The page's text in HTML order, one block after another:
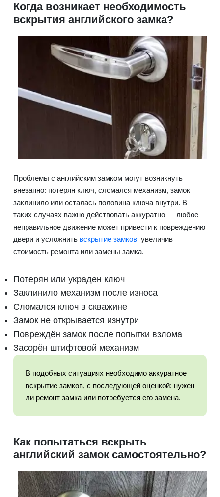
Когда возникает необходимость
вскрытия английского замка?
Проблемы с английским замком могут возникнуть
внезапно: потерян ключ, сломался механизм, замок
заклинило или осталась половина ключа внутри. В
таких случаях важно действовать аккуратно — любое
неправильное движение может привести к повреждению
двери и усложнить вскрытие замков, увеличив
стоимость ремонта или замены замка.
Потерян или украден ключ
Заклинило механизм после износа
Сломался ключ в скважине
Замок не открывается изнутри
Повреждён замок после попытки взлома
Засорён штифтовой механизм
В подобных ситуациях необходимо аккуратное
вскрытие замков, с последующей оценкой: нужен
ли ремонт замка или потребуется его замена.
Как попытаться вскрыть
английский замок самостоятельно?